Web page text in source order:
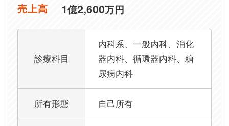
売上高 1億2,600万円
診療科目
内科系、一般内科、消化
器内科、循環器内科、糖
尿病内科
所有形態 自己所有